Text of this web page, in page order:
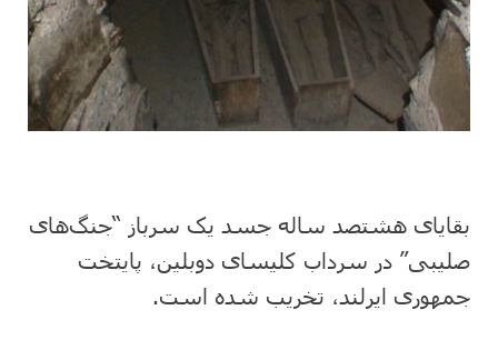
بقایای هشتصد ساله جسد یک سرباز “جنگ‌های
صلیبی” در سرداب کلیسای دوبلین، پایتخت
جمهوری ایرلند، تخریب شده است.